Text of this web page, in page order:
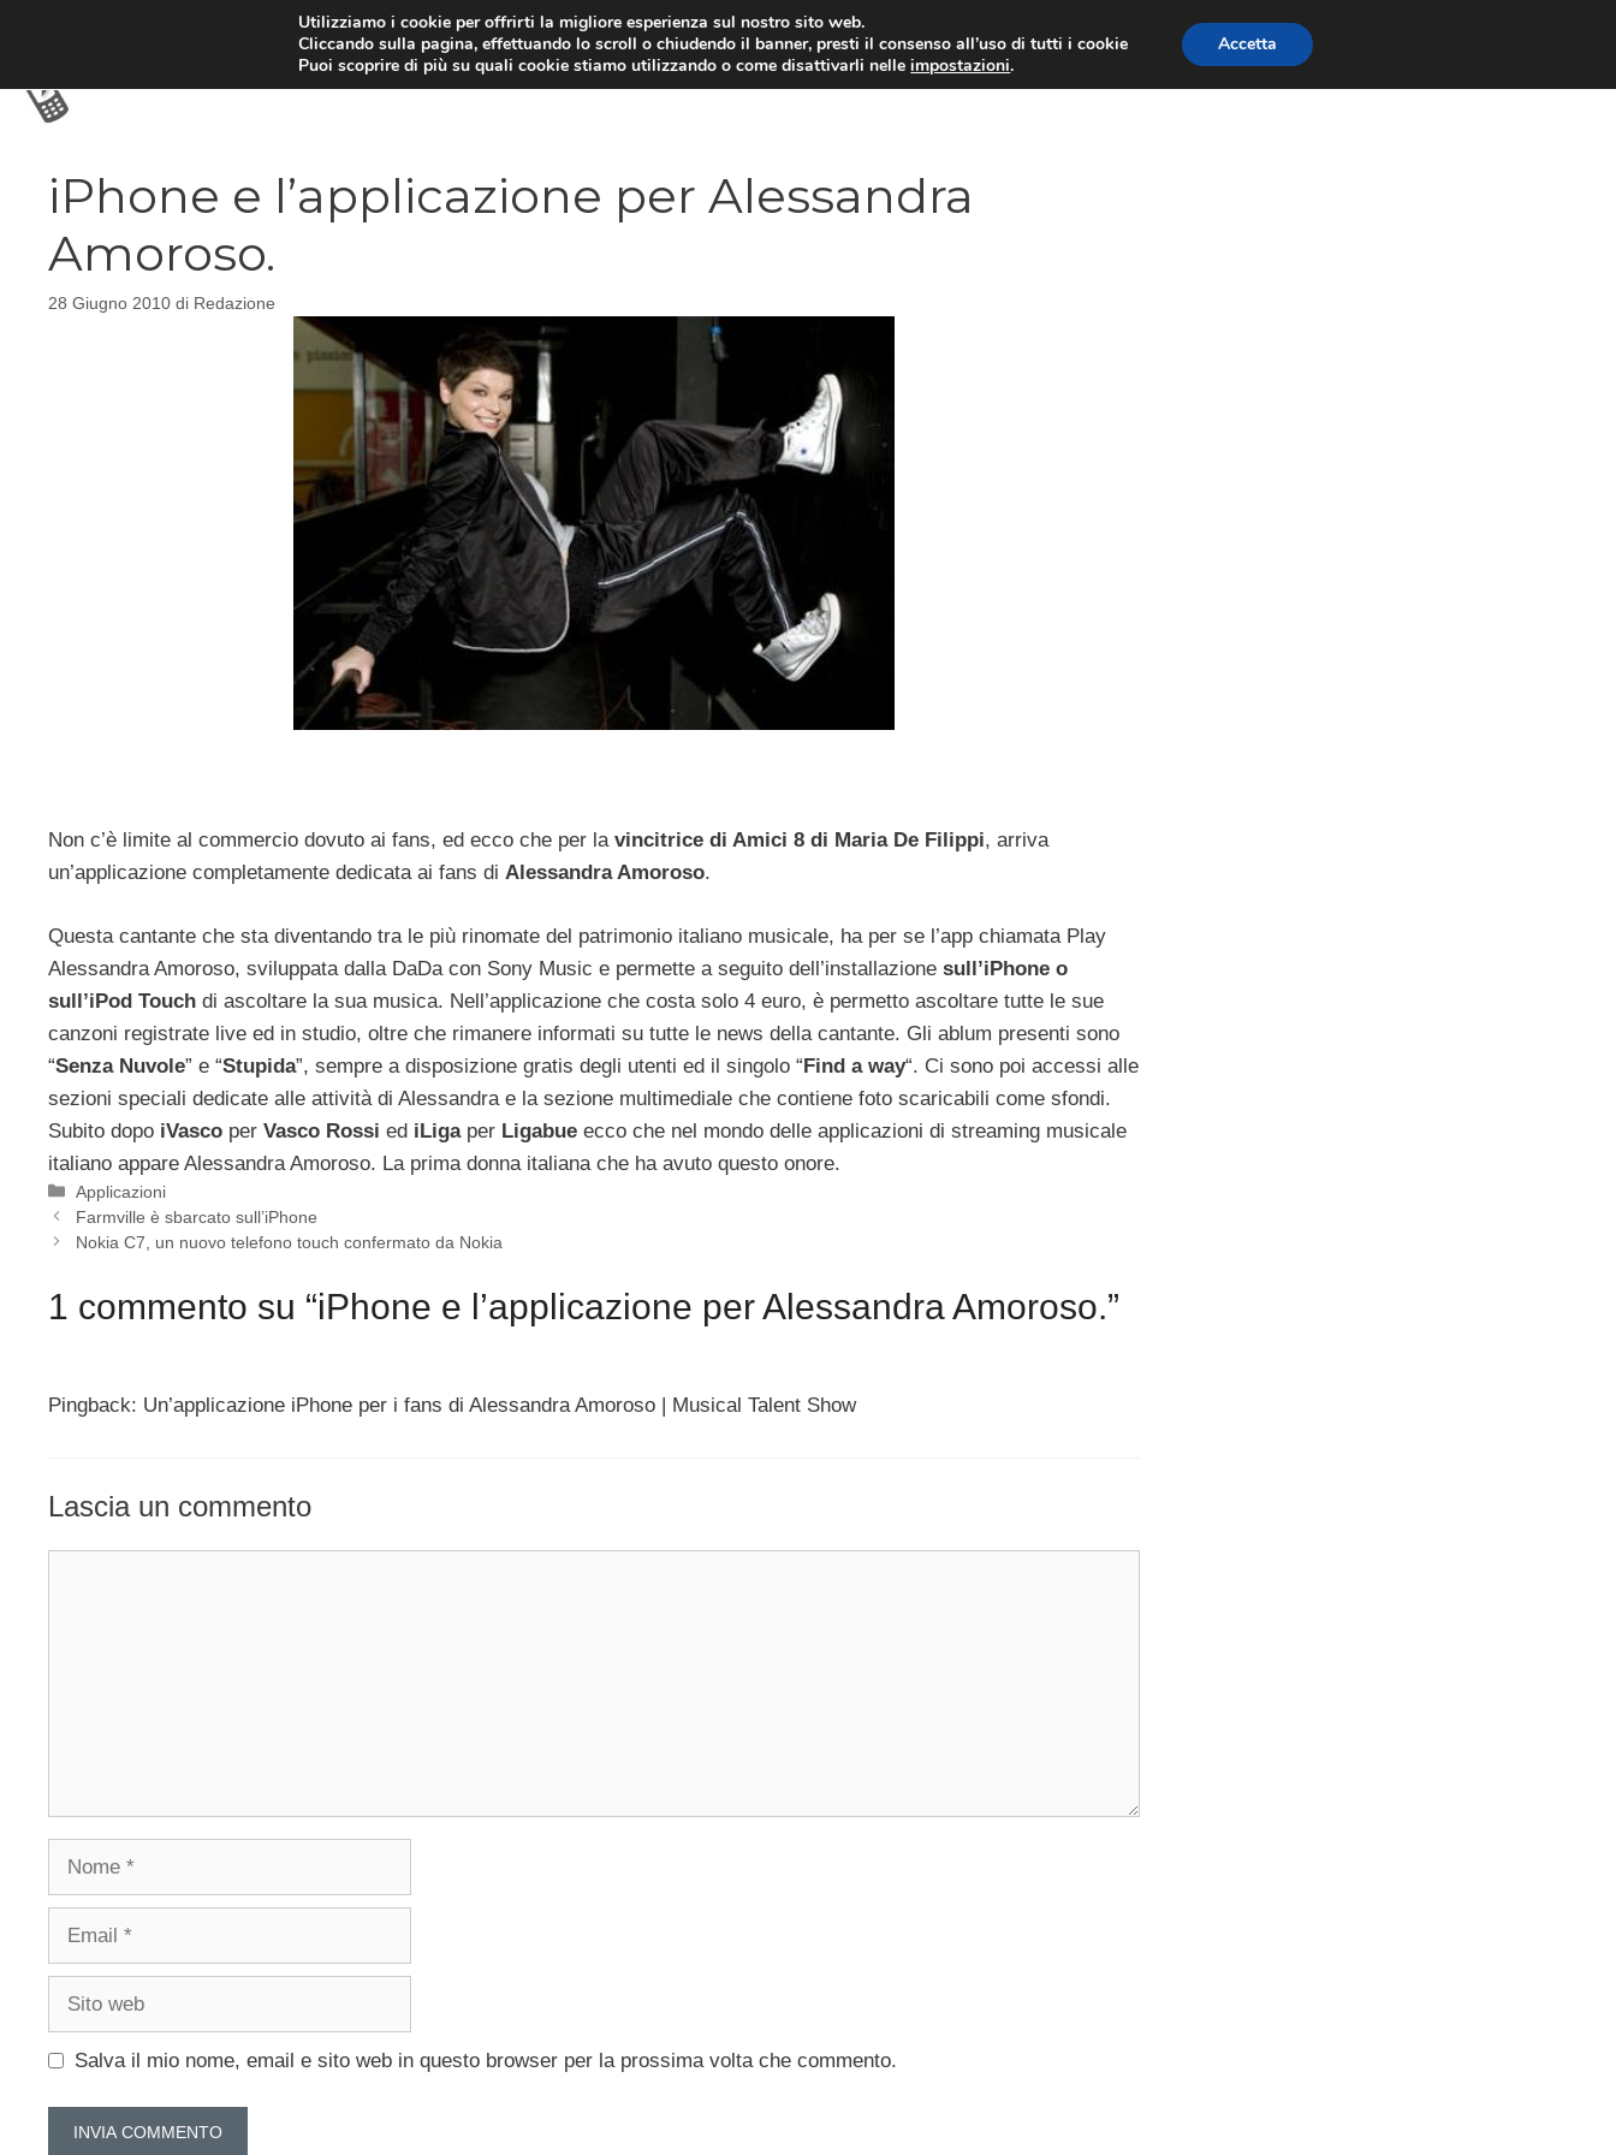
TARIFFE E PROMOZIONI
iPhone e l’applicazione per Alessandra
Amoroso.
28 Giugno 2010 di Redazione
Non c’è limite al commercio dovuto ai fans, ed ecco che per la vincitrice di Amici 8 di Maria De Filippi, arriva
un’applicazione completamente dedicata ai fans di Alessandra Amoroso.
Questa cantante che sta diventando tra le più rinomate del patrimonio italiano musicale, ha per se l’app chiamata Play
Alessandra Amoroso, sviluppata dalla DaDa con Sony Music e permette a seguito dell’installazione sull’iPhone o
sull’iPod Touch di ascoltare la sua musica. Nell’applicazione che costa solo 4 euro, è permetto ascoltare tutte le sue
canzoni registrate live ed in studio, oltre che rimanere informati su tutte le news della cantante. Gli ablum presenti sono
“Senza Nuvole” e “Stupida”, sempre a disposizione gratis degli utenti ed il singolo “Find a way“. Ci sono poi accessi alle
sezioni speciali dedicate alle attività di Alessandra e la sezione multimediale che contiene foto scaricabili come sfondi.
Subito dopo iVasco per Vasco Rossi ed iLigaper Ligabue ecco che nel mondo delle applicazioni di streaming musicale
italiano appare Alessandra Amoroso. La prima donna italiana che ha avuto questo onore.
Categorie
Applicazioni
Farmville è sbarcato sull’iPhone
Nokia C7, un nuovo telefono touch confermato da Nokia
1 commento su “iPhone e l’applicazione per Alessandra Amoroso.”
Pingback: Un’applicazione iPhone per i fans di Alessandra Amoroso | Musical Talent Show
Lascia un commento
Salva il mio nome, email e sito web in questo browser per la prossima volta che commento.
Utilizziamo i cookie per offrirti la migliore esperienza sul nostro sito web.
Cliccando sulla pagina, effettuando lo scroll o chiudendo il banner, presti il consenso all’uso di tutti i cookie
Puoi scoprire di più su quali cookie stiamo utilizzando o come disattivarli nelleimpostazioni.
Accetta